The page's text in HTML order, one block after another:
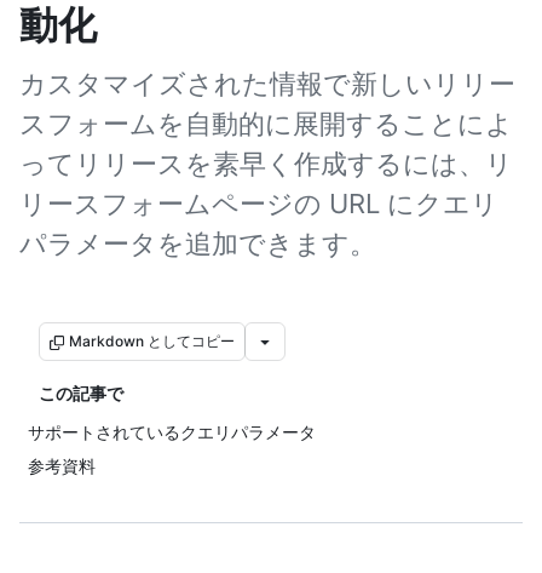
動化
カスタマイズされた情報で新しいリリー
スフォームを自動的に展開することによ
ってリリースを素早く作成するには、リ
リースフォームページの URL にクエリ
パラメータを追加できます。
Markdown としてコピー
この記事で
サポートされているクエリパラメータ
参考資料